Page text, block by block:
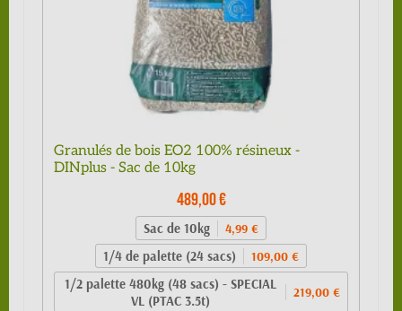
Granulés de bois EO2 100% résineux -
DINplus - Sac de 10kg
489,00 €
Sac de 10kg 4,99 €
1/4 de palette (24 sacs) 109,00 €
1/2 palette 480kg (48 sacs) - SPECIAL
VL (PTAC 3.5t)
219,00 €